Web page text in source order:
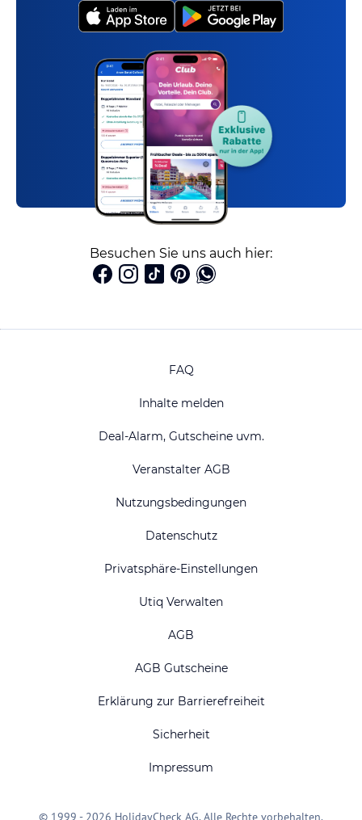
Besuchen Sie uns auch hier:
FAQ
Inhalte melden
Deal-Alarm, Gutscheine uvm.
Veranstalter AGB
Nutzungsbedingungen
Datenschutz
Privatsphäre-Einstellungen
Utiq Verwalten
AGB
AGB Gutscheine
Erklärung zur Barrierefreiheit
Sicherheit
Impressum
© 1999 - 2026 HolidayCheck AG. Alle Rechte vorbehalten.